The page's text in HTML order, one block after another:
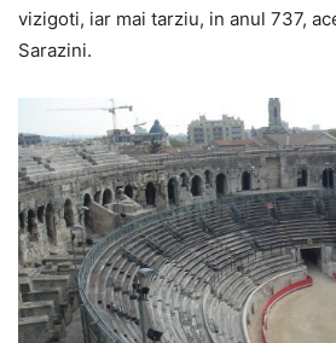
vizigoti, iar mai tarziu, in anul 737,
Sarazini.